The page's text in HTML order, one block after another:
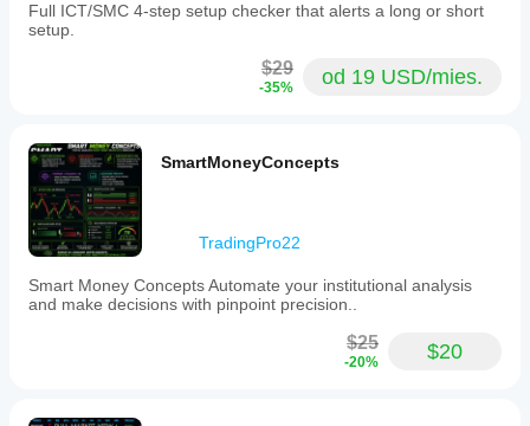
Full ICT/SMC 4-step setup checker that alerts a long or short
setup.
$29
-35% od 19 USD/mies.
SmartMoneyConcepts
TradingPro22
Smart Money Concepts Automate your institutional analysis
and make decisions with pinpoint precision..
$25
-20% $20